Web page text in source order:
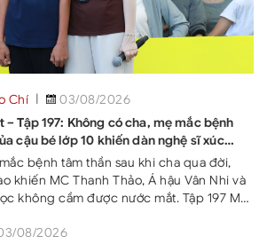
Chí
03/08/2026
Tập 197: Không có cha, mẹ mắc bệnh
cậu bé lớp 10 khiến dàn nghệ sĩ xúc
bệnh tâm thần sau khi cha qua đời,
khiến MC Thanh Thảo, Á hậu Vân Nhi và
không cầm được nước mắt. Tập 197 Mái
08/2026